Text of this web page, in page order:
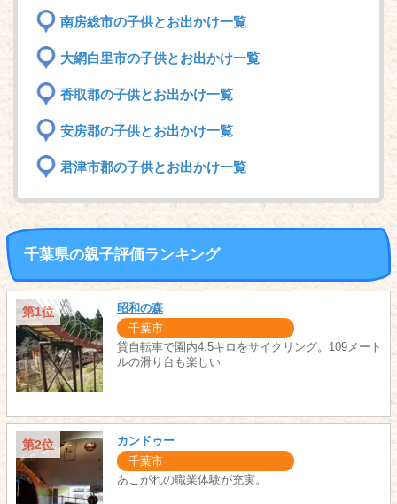
南房総市の子供とお出かけ一覧
大網白里市の子供とお出かけ一覧
香取郡の子供とお出かけ一覧
安房郡の子供とお出かけ一覧
君津市郡の子供とお出かけ一覧
千葉県の親子評価ランキング
第1位 昭和の森
千葉市
貸自転車で園内4.5キロをサイクリング。109メート
ルの滑り台も楽しい
第2位 カンドゥー
千葉市
あこがれの職業体験が充実。